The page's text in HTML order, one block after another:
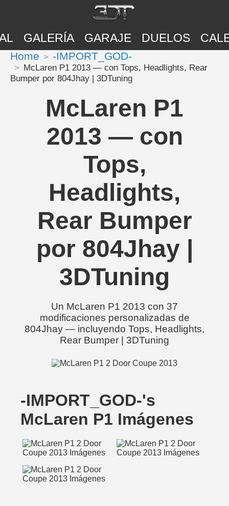
GALERÍA GARAJE DUELOS
Home -IMPORT_GOD-
McLaren P1 2013 — con Tops, Headlights, Rear
Bumper por 804Jhay | 3DTuning
McLaren P1
2013 — con
Tops,
Headlights,
Rear Bumper
por 804Jhay |
3DTuning
Un McLaren P1 2013 con 37
modificaciones personalizadas de
804Jhay — incluyendo Tops, Headlights,
Rear Bumper | 3DTuning
-IMPORT_GOD-'s
McLaren P1 Imágenes